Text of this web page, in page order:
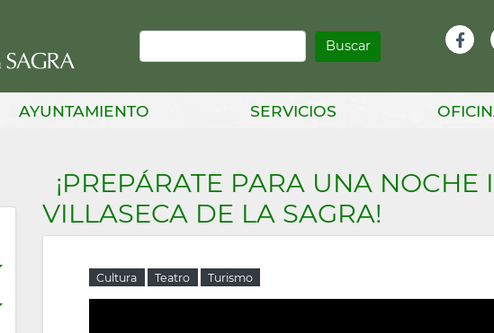
Buscar
AYUNTAMIENTO SERVICIOS
¡PREPÁRATE PARA UNA
VILLASECA DE LA SAGRA!
Cultura Teatro Turismo